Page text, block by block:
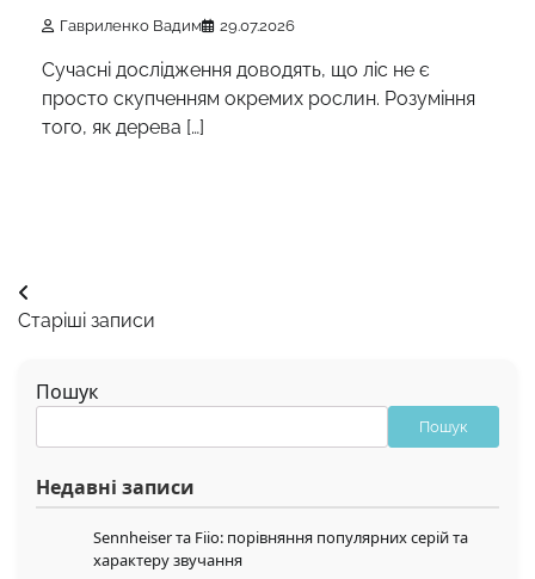
Гавриленко Вадим 29.07.2026
Сучасні дослідження доводять, що ліс не є
просто скупченням окремих рослин. Розуміння
того, як дерева […]
Навігація
записами
Старіші записи
Пошук
Пошук
Недавні записи
Sennheiser та Fiio: порівняння популярних серій та
характеру звучання